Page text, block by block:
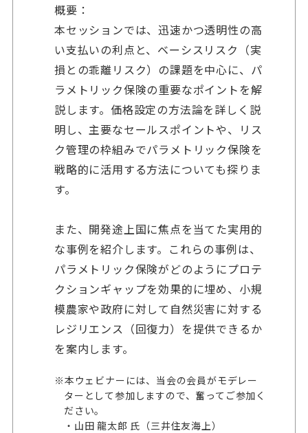
概要：
本セッションでは、迅速かつ透明性の高
い支払いの利点と、ベーシスリスク（実
損との乖離リスク）の課題を中心に、パ
ラメトリック保険の重要なポイントを解
説します。価格設定の方法論を詳しく説
明し、主要なセールスポイントや、リス
ク管理の枠組みでパラメトリック保険を
戦略的に活用する方法についても探りま
す。
また、開発途上国に焦点を当てた実用的
な事例を紹介します。これらの事例は、
パラメトリック保険がどのようにプロテ
クションギャップを効果的に埋め、小規
模農家や政府に対して自然災害に対する
レジリエンス（回復力）を提供できるか
を案内します。
※本ウェビナーには、当会の会員がモデレー
ターとして参加しますので、奮ってご参加く
ださい。
・山田 龍太郎 氏（三井住友海上）